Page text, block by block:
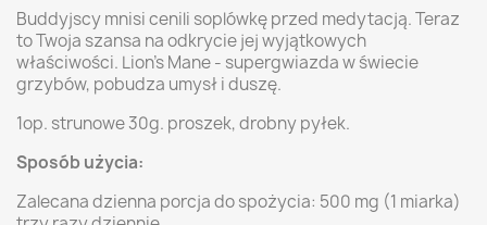
Buddyjscy mnisi cenili soplówkę przed medytacją. Teraz
to Twoja szansa na odkrycie jej wyjątkowych
właściwości. Lion’s Mane - supergwiazda w świecie
grzybów, pobudza umysł i duszę.
1op. strunowe 30g. proszek, drobny pyłek.
Sposób użycia:
Zalecana dzienna porcja do spożycia: 500 mg (1 miarka)